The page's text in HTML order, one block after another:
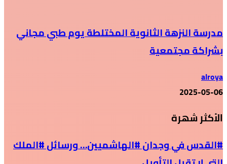
مدرسة النزهة الثانوية المختلطة يوم طبي مجاني
بشراكة مجتمعية
alroya
2025-05-06
الأكثر شهرة
#القدس في وجدان #الهاشميين… ورسائل #الملك